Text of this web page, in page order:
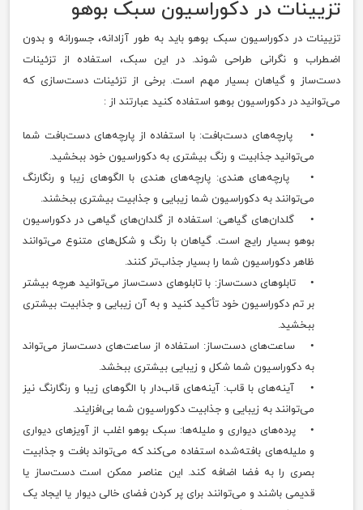
تزیینات در دکوراسیون سبک بوهو
تزیینات در دکوراسیون سبک بوهو باید به طور آزادانه، جسورانه و بدون
اضطراب و نگرانی طراحی شوند. در این سبک، استفاده از تزئینات
دست‌ساز و گیاهان بسیار مهم است. برخی از تزئینات دست‌سازی که
می‌توانید در دکوراسیون بوهو استفاده کنید عبارتند از :
• پارچه‌های دست‌بافت: با استفاده از پارچه‌های دست‌بافت شما
می‌توانید جذابیت و رنگ بیشتری به دکوراسیون خود ببخشید.
• پارچه‌های هندی: پارچه‌های هندی با الگوهای زیبا و رنگارنگ
می‌توانند به دکوراسیون شما زیبایی و جذابیت بیشتری ببخشند.
• گلدان‌های گیاهی: استفاده از گلدان‌های گیاهی در دکوراسیون
بوهو بسیار رایج است. گیاهان با رنگ و شکل‌های متنوع می‌توانند
ظاهر دکوراسیون شما را بسیار جذاب‌تر کنند.
• تابلوهای دست‌ساز: با تابلوهای دست‌ساز می‌توانید هرچه بیشتر
بر تم دکوراسیون خود تأکید کنید و به آن زیبایی و جذابیت بیشتری
ببخشید.
• ساعت‌های دست‌ساز: استفاده از ساعت‌های دست‌ساز می‌تواند
به دکوراسیون شما شکل و زیبایی بیشتری ببخشد.
• آینه‌های با قاب: آینه‌های قاب‌دار با الگوهای زیبا و رنگارنگ نیز
می‌توانند به زیبایی و جذابیت دکوراسیون شما بی‌افزایند.
• پرده‌های دیواری و ملیله‌ها: سبک بوهو اغلب از آویزهای دیواری
و ملیله‌های بافته‌شده استفاده می‌کند که می‌تواند بافت و جذابیت
بصری را به فضا اضافه کند. این عناصر ممکن است دست‌ساز یا
قدیمی باشند و می‌توانند برای پر کردن فضای خالی دیوار یا ایجاد یک